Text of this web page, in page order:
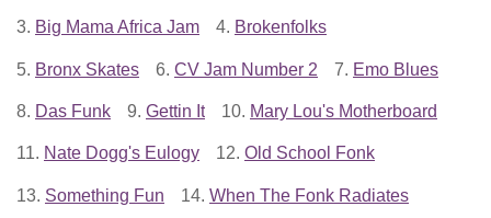
3. Big Mama Africa Jam 4. Brokenfolks
5. Bronx Skates 6. CV Jam Number 2 7. Emo Blues
8. Das Funk 9. Gettin It 10. Mary Lou's Motherboard
11. Nate Dogg's Eulogy 12. Old School Fonk
13. Something Fun 14. When The Fonk Radiates